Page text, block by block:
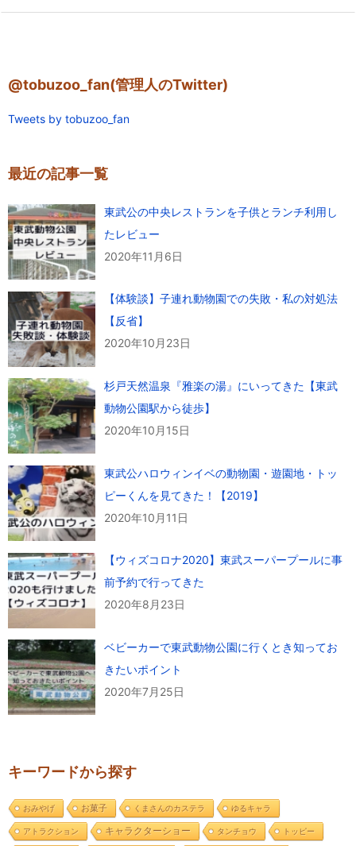
@tobuzoo_fan(管理人のTwitter)
Tweets by tobuzoo_fan
最近の記事一覧
東武公の中央レストランを子供とランチ利用し
たレビュー
2020年11月6日
【体験談】子連れ動物園での失敗・私の対処法
【反省】
2020年10月23日
杉戸天然温泉『雅楽の湯』にいってきた【東武
動物公園駅から徒歩】
2020年10月15日
東武公ハロウィンイベの動物園・遊園地・トッ
ピーくんを見てきた！【2019】
2020年10月11日
【ウィズコロナ2020】東武スーパープールに事
前予約で行ってきた
2020年8月23日
ベビーカーで東武動物公園に行くとき知ってお
きたいポイント
2020年7月25日
キーワードから探す
おみやげ お菓子 くまさんのカステラ ゆるキャラ
アトラクション キャラクターショー タンチョウ トッピー